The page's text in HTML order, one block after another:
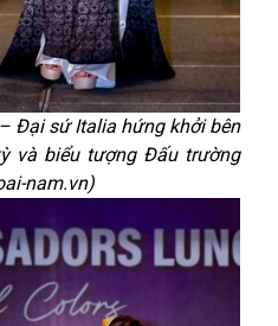
Đại sứ Italia hứng khởi bên
và biểu tượng Đấu trường
nam.vn)